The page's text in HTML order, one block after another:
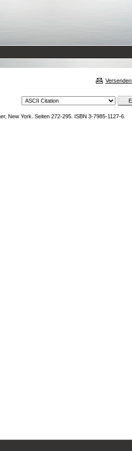
Versenden
New York. Seiten 272-295. ISBN 3-7985-1127-6.